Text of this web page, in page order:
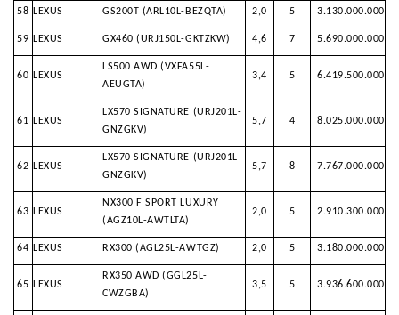
58 LEXUS GS200T (ARL10L-BEZQTA) 2,0 5 3.130.000.000
59 LEXUS GX460 (URJ150L-GKTZKW) 4,6 7 5.690.000.000
60 LEXUS
LS500 AWD (VXFA55L-
AEUGTA)
3,4 5 6.419.500.000
61 LEXUS
LX570 SIGNATURE (URJ201L-
GNZGKV)
5,7 4 8.025.000.000
62 LEXUS
LX570 SIGNATURE (URJ201L-
GNZGKV)
5,7 8 7.767.000.000
63 LEXUS
NX300 F SPORT LUXURY
(AGZ10L-AWTLTA)
2,0 5 2.910.300.000
64 LEXUS RX300 (AGL25L-AWTGZ) 2,0 5 3.180.000.000
65 LEXUS
RX350 AWD (GGL25L-
CWZGBA)
3,5 5 3.936.600.000